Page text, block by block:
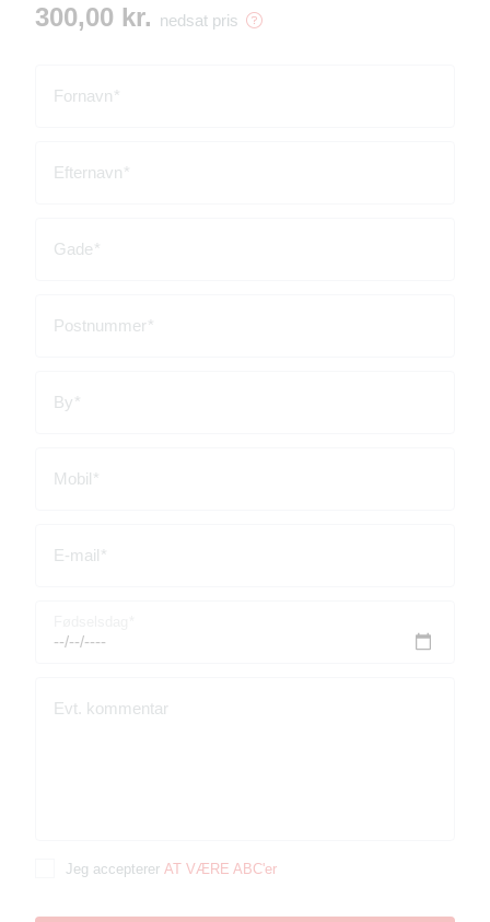
300,00 kr. nedsat pris
Fornavn
Efternavn
Gade
Postnummer
By
Mobil
E-mail
Evt. kommentar
Jeg accepterer AT VÆRE ABC'er